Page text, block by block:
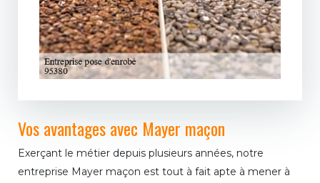
Vos avantages avec Mayer maçon
Exerçant le métier depuis plusieurs années, notre
entreprise Mayer maçon est tout à fait apte à mener à